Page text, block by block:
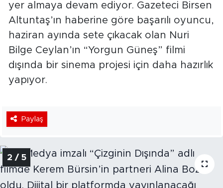
yer almaya devam ediyor. Gazeteci Birsen
Altuntaş’ın haberine göre başarılı oyuncu,
haziran ayında sete çıkacak olan Nuri
Bilge Ceylan’ın “Yorgun Güneş” filmi
dışında bir sinema projesi için daha hazırlık
yapıyor.
Paylaş
2 / 5